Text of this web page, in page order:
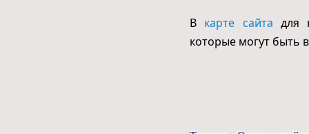
В карте сайта для
которые могут быть